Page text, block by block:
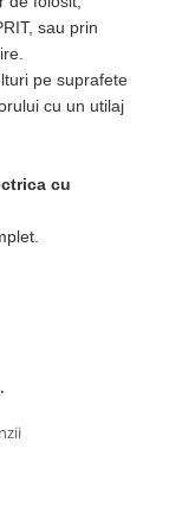
sau prin
pe suprafete
cu un utilaj
cu